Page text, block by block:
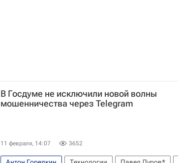
В Госдуме не исключили новой волны
мошенничества через Telegram
11 февраля, 14:07 3652